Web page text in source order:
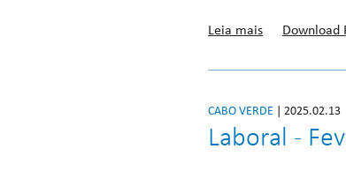
Leia mais Download
CABO VERDE | 2025.02.13
Laboral -